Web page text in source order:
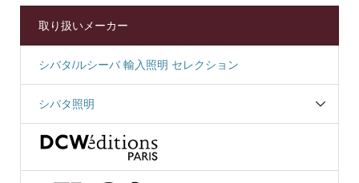
取り扱いメーカー
シバタ/ルシーバ 輸入照明 セレクション
シバタ照明